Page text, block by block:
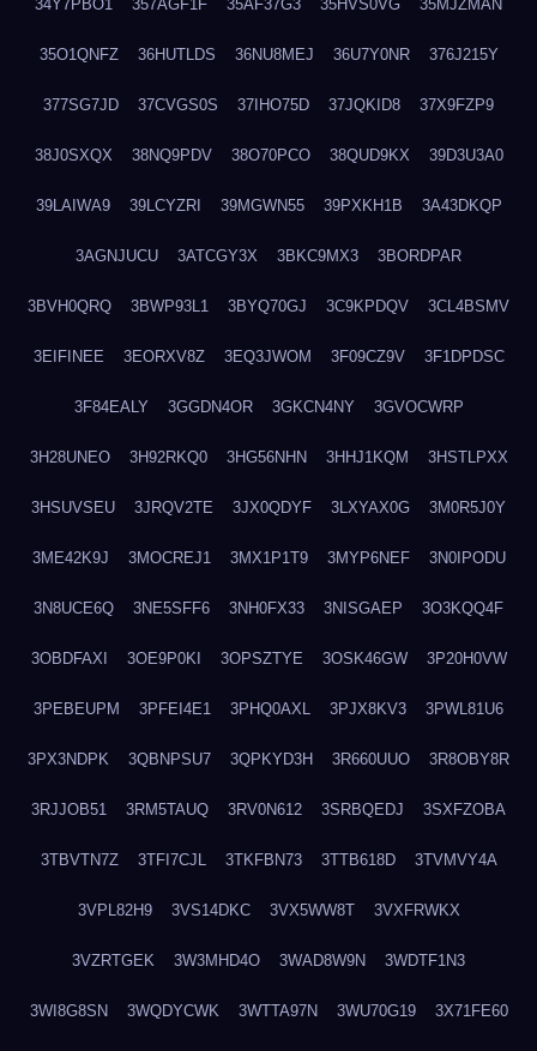
34Y7PBO1 357AGF1F 35AF37G3 35HVS0VG 35MJZMAN
35O1QNFZ 36HUTLDS 36NU8MEJ 36U7Y0NR 376J215Y
377SG7JD 37CVGS0S 37IHO75D 37JQKID8 37X9FZP9
38J0SXQX 38NQ9PDV 38O70PCO 38QUD9KX 39D3U3A0
39LAIWA9 39LCYZRI 39MGWN55 39PXKH1B 3A43DKQP
3AGNJUCU 3ATCGY3X 3BKC9MX3 3BORDPAR
3BVH0QRQ 3BWP93L1 3BYQ70GJ 3C9KPDQV 3CL4BSMV
3EIFINEE 3EORXV8Z 3EQ3JWOM 3F09CZ9V 3F1DPDSC
3F84EALY 3GGDN4OR 3GKCN4NY 3GVOCWRP
3H28UNEO 3H92RKQ0 3HG56NHN 3HHJ1KQM 3HSTLPXX
3HSUVSEU 3JRQV2TE 3JX0QDYF 3LXYAX0G 3M0R5J0Y
3ME42K9J 3MOCREJ1 3MX1P1T9 3MYP6NEF 3N0IPODU
3N8UCE6Q 3NE5SFF6 3NH0FX33 3NISGAEP 3O3KQQ4F
3OBDFAXI 3OE9P0KI 3OPSZTYE 3OSK46GW 3P20H0VW
3PEBEUPM 3PFEI4E1 3PHQ0AXL 3PJX8KV3 3PWL81U6
3PX3NDPK 3QBNPSU7 3QPKYD3H 3R660UUO 3R8OBY8R
3RJJOB51 3RM5TAUQ 3RV0N612 3SRBQEDJ 3SXFZOBA
3TBVTN7Z 3TFI7CJL 3TKFBN73 3TTB618D 3TVMVY4A
3VPL82H9 3VS14DKC 3VX5WW8T 3VXFRWKX
3VZRTGEK 3W3MHD4O 3WAD8W9N 3WDTF1N3
3WI8G8SN 3WQDYCWK 3WTTA97N 3WU70G19 3X71FE60